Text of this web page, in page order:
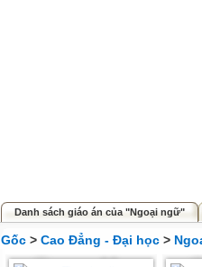
Danh sách giáo án của "Ngoại ngữ"
Gốc > Cao Đẳng - Đại học >